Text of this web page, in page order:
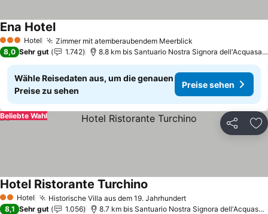
3 SterneHotel Zimmer mit atemberaubendem Meerblick
Ena HotelPreise sehen
8,0 Sehr gut 1.742 8.8 km bis Santuario Nostra Signora
Wähle Reisedaten aus, um die genauen
Preise zu sehen
Preise sehen
Teilen
Beliebte Wahl
2 Sterne
Hotel Historische Villa aus dem 19. JahrhundertPreise sehen
Hotel Ristorante Turchino
8,1 Sehr gut 1.056 8.7 km bis Santuario Nostra Signora